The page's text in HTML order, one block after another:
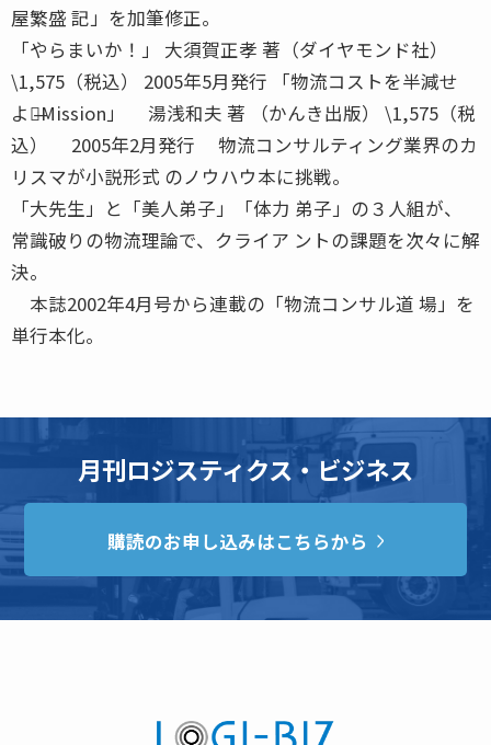
屋繁盛 記」を加筆修正。
「やらまいか！」 大須賀正孝 著（ダイヤモンド社）
\1,575（税込） 2005年5月発行 「物流コストを半減せ
よ！̶Mission」 湯浅和夫 著 （かんき出版） \1,575（税
込） 2005年2月発行 物流コンサルティング業界のカ
リスマが小説形式 のノウハウ本に挑戦。
「大先生」と「美人弟子」「体力 弟子」の３人組が、
常識破りの物流理論で、クライア ントの課題を次々に解
決。
本誌2002年4月号から連載の「物流コンサル道 場」を
単行本化。
月刊ロジスティクス・ビジネス
購読のお申し込みはこちらから